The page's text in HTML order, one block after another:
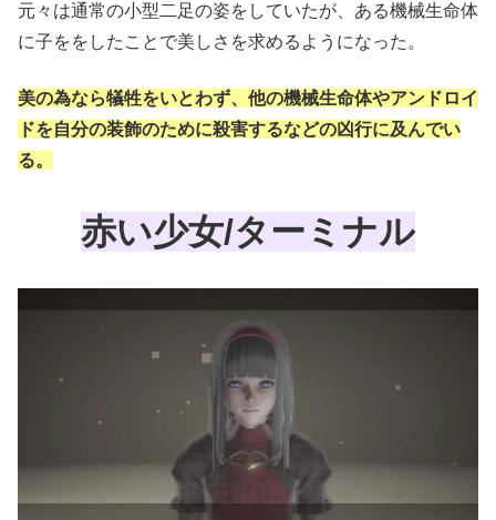
元々は通常の小型二足の姿をしていたが、ある機械生命体
に子ををしたことで美しさを求めるようになった。
美の為なら犠牲をいとわず、他の機械生命体やアンドロイ
ドを自分の装飾のために殺害するなどの凶行に及んでい
る。
赤い少女/ターミナル